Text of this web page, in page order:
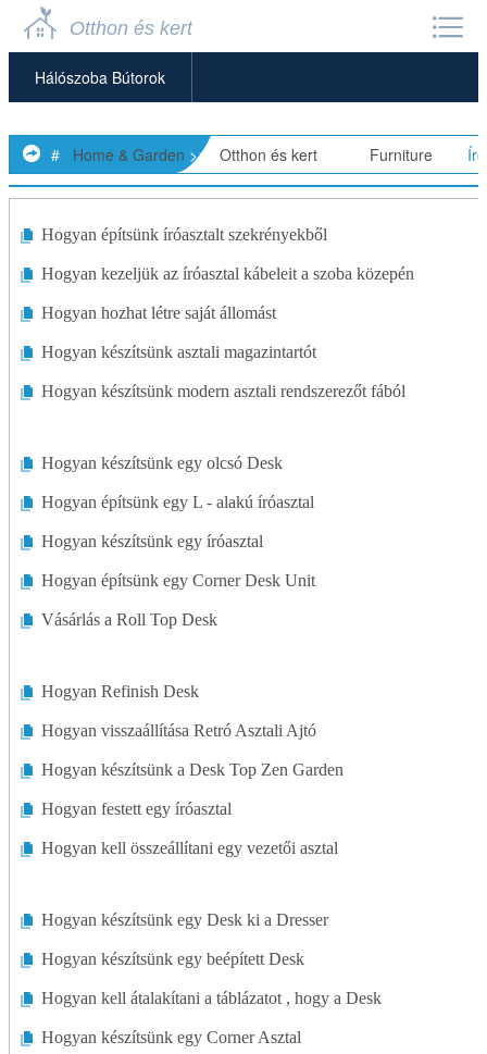
Otthon és kert
Hálószoba Bútorok
Székek
Komódok
Íróasztalok
Étkező Bútorok
Konyhabútorok
Matracok
Médiatárolók
Oszmánok
Teraszbútorok
# Home & Garden >> Otthon és kert Furniture
Hogyan építsünk íróasztalt szekrényekből
Hogyan kezeljük az íróasztal kábeleit a szoba közepén
Hogyan hozhat létre saját állomást
Hogyan készítsünk asztali magazintartót
Hogyan készítsünk modern asztali rendszerezőt fából
Hogyan készítsünk egy olcsó Desk
Hogyan építsünk egy L - alakú íróasztal
Hogyan készítsünk egy íróasztal
Hogyan építsünk egy Corner Desk Unit
Vásárlás a Roll Top Desk
Hogyan Refinish Desk
Hogyan visszaállítása Retró Asztali Ajtó
Hogyan készítsünk a Desk Top Zen Garden
Hogyan festett egy íróasztal
Hogyan kell összeállítani egy vezetői asztal
Hogyan készítsünk egy Desk ki a Dresser
Hogyan készítsünk egy beépített Desk
Hogyan kell átalakítani a táblázatot , hogy a Desk
Hogyan készítsünk egy Corner Asztal